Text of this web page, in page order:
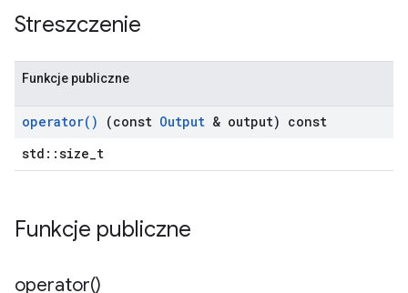
Streszczenie
Funkcje publiczne
operator( ) (const Output & output) const
std::size_t
Funkcje publiczne
operator()